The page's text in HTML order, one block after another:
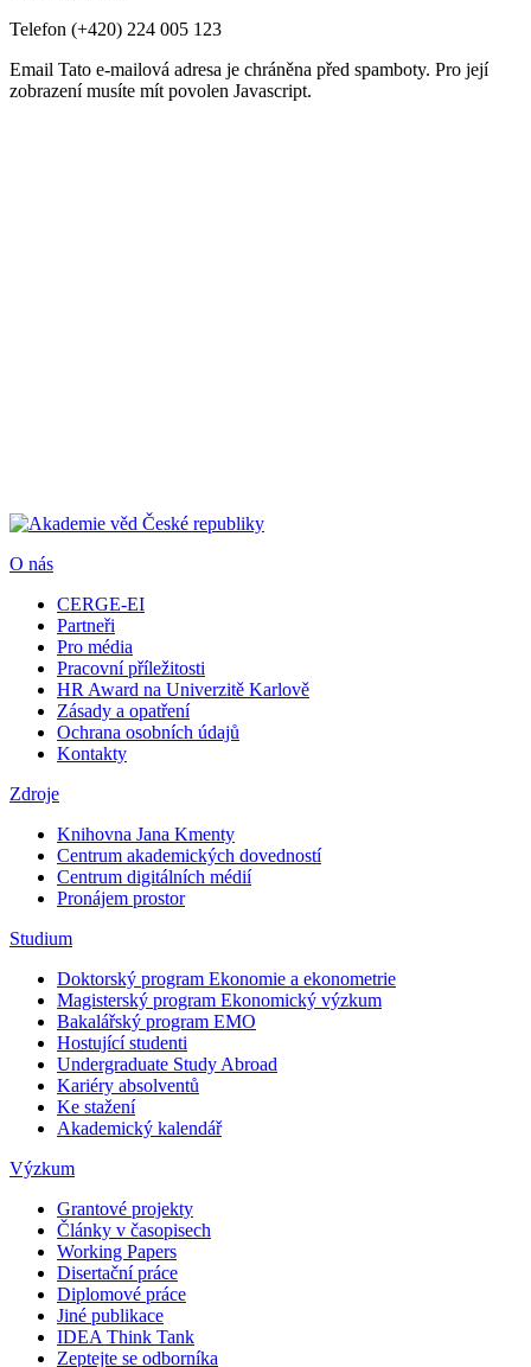
Telefon (+420) 224 005 123
Email Tato e-mailová adresa je chráněna před spamboty. Pro její
zobrazení musíte mít povolen Javascript.
O nás
CERGE-EI
Partneři
Pro média
Pracovní příležitosti
HR Award na Univerzitě Karlově
Zásady a opatření
Ochrana osobních údajů
Kontakty
Zdroje
Knihovna Jana Kmenty
Centrum akademických dovedností
Centrum digitálních médií
Pronájem prostor
Studium
Doktorský program Ekonomie a ekonometrie
Magisterský program Ekonomický výzkum
Bakalářský program EMO
Hostující studenti
Undergraduate Study Abroad
Kariéry absolventů
Ke stažení
Akademický kalendář
Výzkum
Grantové projekty
Články v časopisech
Working Papers
Disertační práce
Diplomové práce
Jiné publikace
IDEA Think Tank
Zeptejte se odborníka